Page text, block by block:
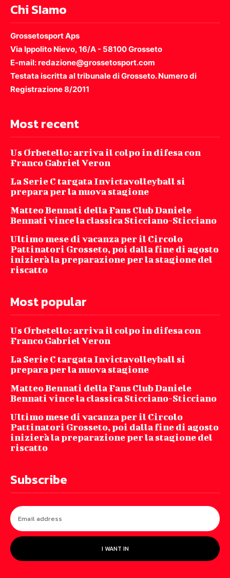
Chi SIamo
Grossetosport Aps
Via Ippolito Nievo, 16/A - 58100 Grosseto
E-mail: redazione@grossetosport.com
Testata iscritta al tribunale di Grosseto. Numero di
Registrazione 8/2011
Most recent
Us Orbetello: arriva il colpo in difesa con
Franco Gabriel Veron
La Serie C targata Invictavolleyball si
prepara per la nuova stagione
Matteo Bennati della Fans Club Daniele
Bennati vince la classica Sticciano-Sticciano
Ultimo mese di vacanza per il Circolo
Pattinatori Grosseto, poi dalla fine di agosto
inizierà la preparazione per la stagione del
riscatto
Most popular
Us Orbetello: arriva il colpo in difesa con
Franco Gabriel Veron
La Serie C targata Invictavolleyball si
prepara per la nuova stagione
Matteo Bennati della Fans Club Daniele
Bennati vince la classica Sticciano-Sticciano
Ultimo mese di vacanza per il Circolo
Pattinatori Grosseto, poi dalla fine di agosto
inizierà la preparazione per la stagione del
riscatto
Subscribe
I WANT IN